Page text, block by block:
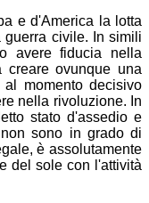
e d'America la lotta
civile. In simili
avere fiducia nella
creare ovunque una
momento decisivo
nella rivoluzione. In
stato d'assedio e
sono in grado di
è assolutamente
del sole con l'attività